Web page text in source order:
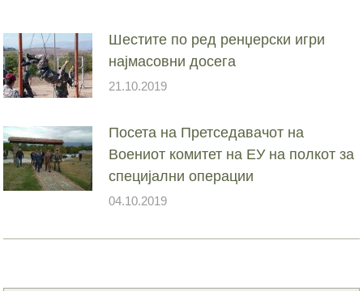
Шестите по ред ренџерски игри
најмасовни досега
21.10.2019
Посета на Претседавачот на
Воениот комитет на ЕУ на полкот за
специјални операции
04.10.2019